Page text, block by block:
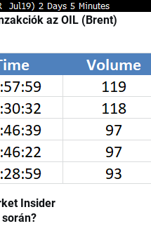
az OIL (Brent)
Insider